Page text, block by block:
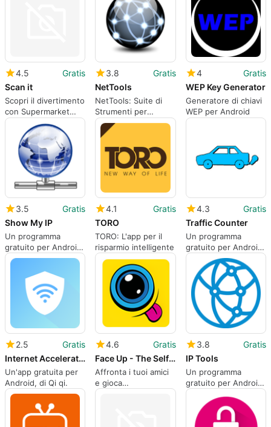
4.5
Gratis
Scan it
Scopri il divertimento
con Supermarket
Simulator
3.8
Gratis
NetTools
NetTools: Suite di
Strumenti per
Amministratori di
Rete
4
Gratis
WEP Key Generator
Generatore di chiavi
WEP per Android
3.5
Gratis
Show My IP
Un programma
gratuito per Android,
di moniusoft.
4.1
Gratis
TORO
TORO: L'app per il
risparmio intelligente
4.3
Gratis
Traffic Counter
Un programma
gratuito per Android,
di Daily Fun.
2.5
Gratis
Internet Accelerator
Un'app gratuita per
Android, di Qi qi.
4.6
Gratis
Face Up - The Selfie Game
Affronta i tuoi amici
e gioca
gratuitamente.
3.8
Gratis
IP Tools
Un programma
gratuito per Android,
sviluppato da
Netvelocity Team.